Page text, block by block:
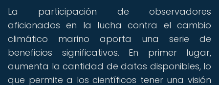
La participación de observadores
aficionados en la lucha contra el cambio
climático marino aporta una serie de
beneficios significativos. En primer lugar,
aumenta la cantidad de datos disponibles, lo
que permite a los científicos tener una visión